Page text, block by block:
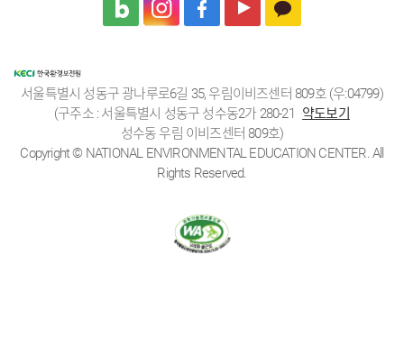
서울특별시 성동구 광나루로6길 35, 우림이비즈센터 809호 (우:04799)
(구주소 : 서울특별시 성동구 성수동2가 280-21
약도보기
성수동 우림 이비즈센터 809호)
Copyright © NATIONAL ENVIRONMENTAL EDUCATION CENTER. All
Rights Reserved.